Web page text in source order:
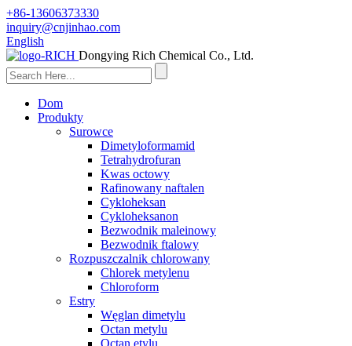
+86-13606373330
inquiry@cnjinhao.com
English
Dongying Rich Chemical Co., Ltd.
Dom
Produkty
Surowce
Dimetyloformamid
Tetrahydrofuran
Kwas octowy
Rafinowany naftalen
Cykloheksan
Cykloheksanon
Bezwodnik maleinowy
Bezwodnik ftalowy
Rozpuszczalnik chlorowany
Chlorek metylenu
Chloroform
Estry
Węglan dimetylu
Octan metylu
Octan etylu